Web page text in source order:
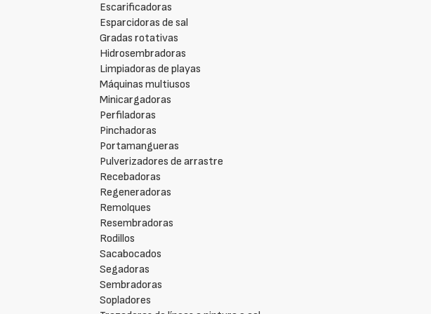
Escarificadoras
Esparcidoras de sal
Gradas rotativas
Hidrosembradoras
Limpiadoras de playas
Máquinas multiusos
Minicargadoras
Perfiladoras
Pinchadoras
Portamangueras
Pulverizadores de arrastre
Recebadoras
Regeneradoras
Remolques
Resembradoras
Rodillos
Sacabocados
Segadoras
Sembradoras
Sopladores